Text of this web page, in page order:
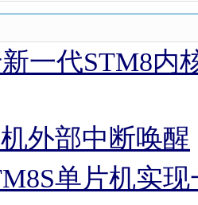
一代STM8内
外部中断唤醒
单片机实